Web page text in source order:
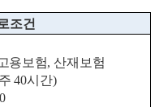
조건
용보험,산재보험
40시간)